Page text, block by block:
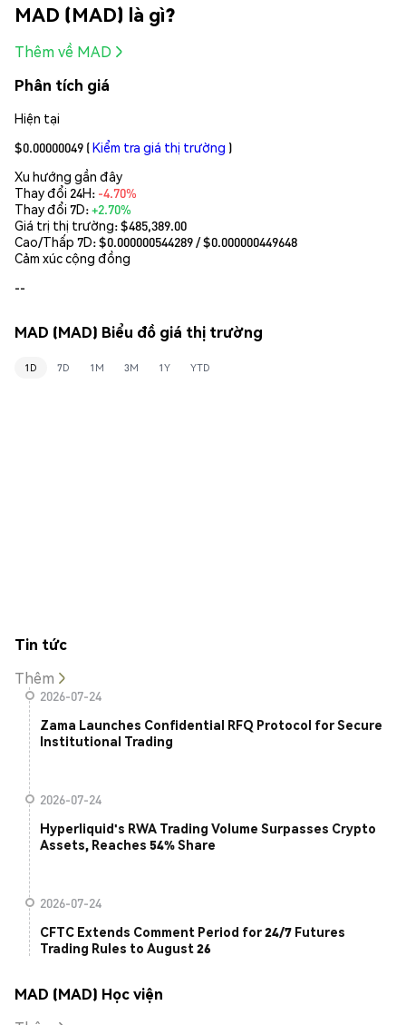
MAD (MAD) là gì?
Thêm về MAD
Phân tích giá
Hiện tại
$0.00000049 (Kiểm tra giá thị trường )
Xu hướng gần đây
Thay đổi 24H: -4.70%
Thay đổi 7D:+2.70%
Giá trị thị trường:$485,389.00
Cao/Thấp 7D: $0.000000544289/ $0.000000449648
Cảm xúc cộng đồng
--
MAD (MAD) Biểu đồ giá thị trường
1D 7D 1M 3M 1Y YTD
Tin tức
Thêm
2026-07-24
Zama Launches Confidential RFQ Protocol for Secure
Institutional Trading
2026-07-24
Hyperliquid's RWA Trading Volume Surpasses Crypto
Assets, Reaches 54% Share
2026-07-24
CFTC Extends Comment Period for 24/7 Futures
Trading Rules to August 26
MAD (MAD) Học viện